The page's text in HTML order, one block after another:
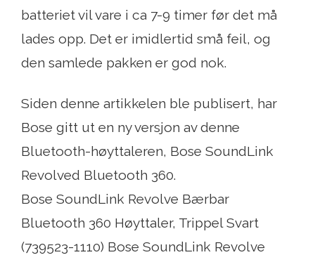
batteriet vil vare i ca 7-9 timer før det må
lades opp. Det er imidlertid små feil, og
den samlede pakken er god nok.
Siden denne artikkelen ble publisert, har
Bose gitt ut en ny versjon av denne
Bluetooth-høyttaleren, Bose SoundLink
Revolved Bluetooth 360.
Bose SoundLink Revolve Bærbar
Bluetooth 360 Høyttaler, Trippel Svart
(739523-1110) Bose SoundLink Revolve